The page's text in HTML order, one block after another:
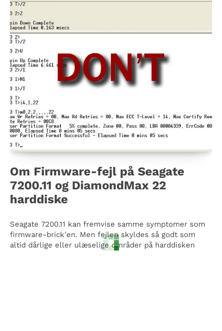
Om Firmware-fejl på Seagate
7200.11 og DiamondMax 22
harddiske
Seagate 7200.11 kan fremvise samme symptomer som
firmware-brick'en. Men fejlen skyldes så godt som
altid dårlige eller ulæselige områder på harddisken